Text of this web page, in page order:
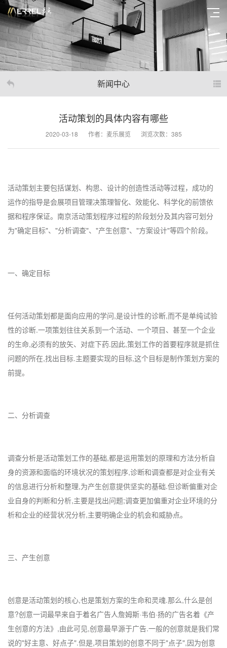
新闻中心
活动策划的具体内容有哪些
2020-03-18 作者：麦乐展览 浏览次数：385
活动策划主要包括谋划、构思、设计的创造性活动等过程，成功的
运作的指导是会展项目管理决策理智化、效能化、科学化的前馈依
据和程序保证。南京活动策划程序过程的阶段划分及其内容可划分
为"确定目标"、"分析调查"、"产生创意"、"方案设计"等四个阶段。
一、确定目标
任何活动策划都是面向应用的学问,是设计性的诊断,而不是单纯试验
性的诊断.一项策划往往关系到一个活动、一个项目、甚至一个企业
的生命,必须有的放矢、对症下药.因此,策划工作的首要程序就是抓住
问题的所在,找出目标.主题要实现的目标,这个目标是制作策划方案的
前提。
二、分析调查
调查分析是活动策划工作的基础,都是运用策划的原理和方法分析自
身的资源和面临的环境状况的策划程序,诊断和调查都是对企业有关
的信息进行分析和整理,为产生创意提供坚实的基础.但诊断偏重对企
业自身的判断和分析,主要是找出问题;调查更加偏重对企业环境的分
析和企业的经营状况分析,主要明确企业的机会和威胁点。
三、产生创意
创意是活动策划的核心,也是策划方案的生命和灵魂.那么,什么是创
意?创意一词最早来自于着名广告人詹姆斯·韦伯·扬的广告名着《产
生创意的方法》,由此可见,创意最早源于广告.一般的创意就是我们常
说的"好主意、好点子".但是,项目策划的创意不同于"点子",因为创意